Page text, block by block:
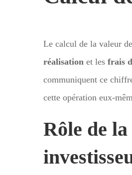
Le calcul de la valeur
réalisation et les frais
communiquent ce
cette opération eux-
Rôle de